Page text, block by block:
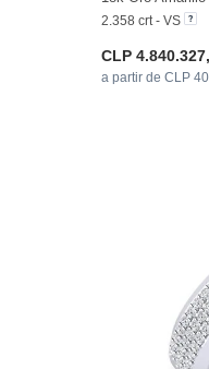
2.358 crt - VS
CLP
a partir de CLP